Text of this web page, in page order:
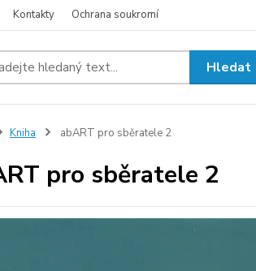
Kontakty Ochrana soukromí
Hledat
Kniha abART pro sběratele 2
pro sběratele 2